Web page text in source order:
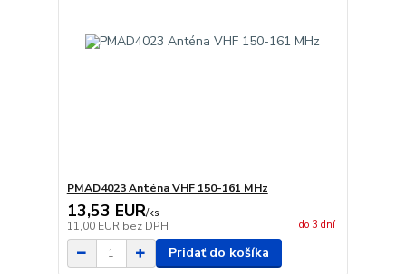
PMAD4023 Anténa VHF 150-161 MHz
13,53 EUR/ks
11,00 EUR bez DPH do 3 dní
Pridať do košíka